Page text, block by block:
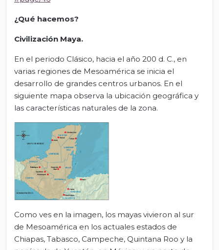
¿Qué hacemos?
Civilización Maya.
En el periodo Clásico, hacia el año 200 d. C., en
varias regiones de Mesoamérica se inicia el
desarrollo de grandes centros urbanos. En el
siguiente mapa observa la ubicación geográfica y
las características naturales de la zona.
Como ves en la imagen, los mayas vivieron al sur
de Mesoamérica en los actuales estados de
Chiapas, Tabasco, Campeche, Quintana Roo y la